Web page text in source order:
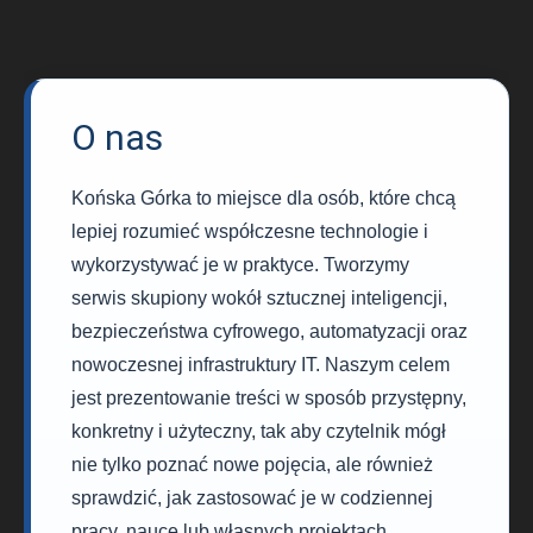
O nas
Końska Górka to miejsce dla osób, które chcą
lepiej rozumieć współczesne technologie i
wykorzystywać je w praktyce. Tworzymy
serwis skupiony wokół sztucznej inteligencji,
bezpieczeństwa cyfrowego, automatyzacji oraz
nowoczesnej infrastruktury IT. Naszym celem
jest prezentowanie treści w sposób przystępny,
konkretny i użyteczny, tak aby czytelnik mógł
nie tylko poznać nowe pojęcia, ale również
sprawdzić, jak zastosować je w codziennej